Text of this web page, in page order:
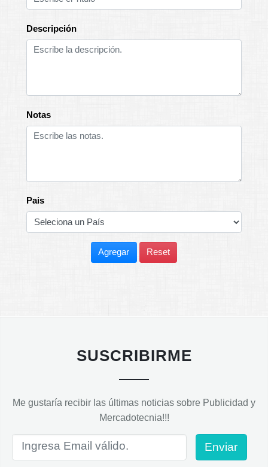
Descripción
Notas
Pais
Agregar Reset
SUSCRIBIRME
Me gustaría recibir las últimas noticias sobre Publicidad y
Mercadotecnia!!!
Enviar